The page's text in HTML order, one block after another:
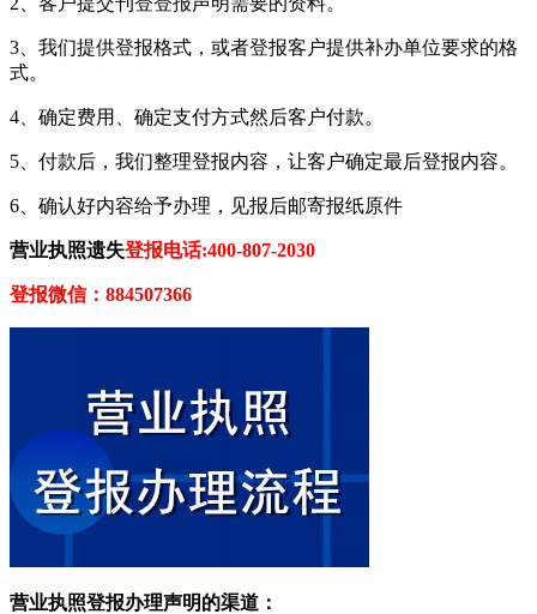
3、我们提供登报格式，或者登报客户提供补办单位要求的格
式。
4、确定费用、确定支付方式然后客户付款。
5、付款后，我们整理登报内容，让客户确定最后登报内容。
6、确认好内容给予办理，见报后邮寄报纸原件
营业执照遗失登报电话:400-807-2030
登报微信：884507366
营业执照登报办理声明的渠道：